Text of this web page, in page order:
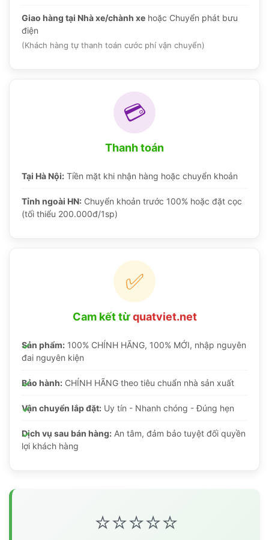
Giao hàng tại Nhà xe/chành xe hoặc Chuyển phát bưu
điện
(Khách hàng tự thanh toán cước phí vận chuyển)
💳
Thanh toán
Tại Hà Nội: Tiền mặt khi nhận hàng hoặc chuyển khoản
Tỉnh ngoài HN: Chuyển khoản trước 100% hoặc đặt cọc
(tối thiểu 200.000đ/1sp)
✅
Cam kết từquatviet.net
Sản phẩm: 100% CHÍNH HÃNG, 100% MỚI, nhập nguyên
đai nguyên kiện
Bảo hành: CHÍNH HÃNG theo tiêu chuẩn nhà sản xuất
Vận chuyển lắp đặt: Uy tín - Nhanh chóng - Đúng hẹn
Dịch vụ sau bán hàng: An tâm, đảm bảo tuyệt đối quyền
lợi khách hàng
⭐⭐⭐⭐⭐